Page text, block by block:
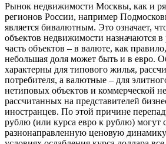
Рынок недвижимости Москвы, как и
регионов России, например
является бивалютным. Это означает,
объектов недвижимости назначаются в
часть объектов – в валюте, как
небольшая доля может быть и в евро.
характерны для типового жилья,
потребителя, а валютные – для
нетиповых объектов и коммерческой
рассчитанных на представителей
иностранцев. По этой причине
рублю (или курса евро к рублю) могут
разнонаправленную ценовую